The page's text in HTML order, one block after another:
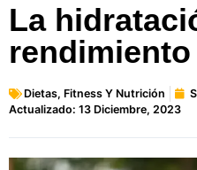
La
Dietas, Fitness Y Nutrición
Actualizado: 13 Diciembre, 2023